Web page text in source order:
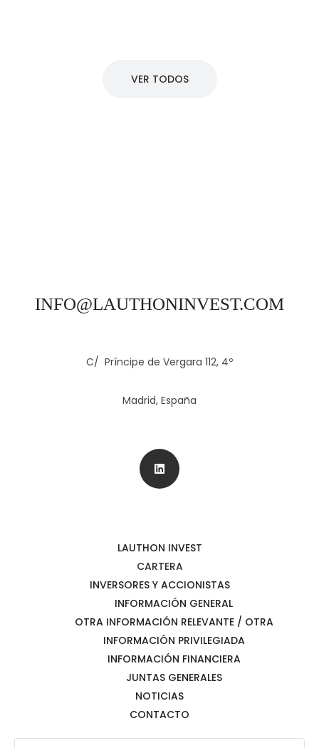
VER TODOS
INFO@LAUTHONINVEST.COM
C/ Príncipe de Vergara 112, 4º
Madrid, España
LAUTHON INVEST
CARTERA
INVERSORES Y ACCIONISTAS
INFORMACIÓN GENERAL
OTRA INFORMACIÓN RELEVANTE / OTRA
INFORMACIÓN PRIVILEGIADA
INFORMACIÓN FINANCIERA
JUNTAS GENERALES
NOTICIAS
CONTACTO